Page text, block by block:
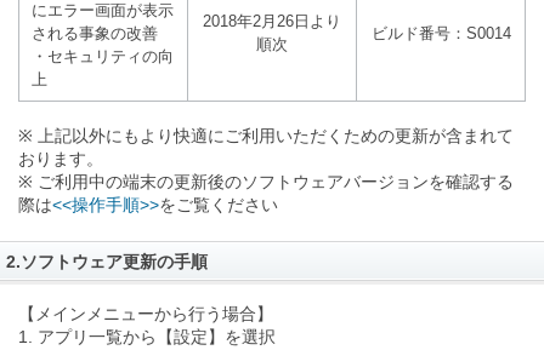
にエラー画面が表示
される事象の改善
・セキュリティの向
上
2018年2月26日より
順次
ビルド番号：S0014
※ 上記以外にもより快適にご利用いただくための更新が含まれて
おります。
※ ご利用中の端末の更新後のソフトウェアバージョンを確認する
際は<<操作手順>>をご覧ください
2.ソフトウェア更新の手順
【メインメニューから行う場合】
1. アプリ一覧から【設定】を選択